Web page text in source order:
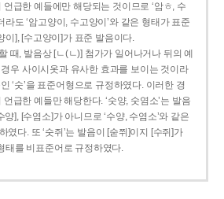
언급한 예들에만 해당되는 것이므로 ‘암ㅎ, 수
라도 ‘암고양이, 수고양이’와 같은 형태가 표준
이], [수고양이]가 표준 발음이다.
때, 발음상 [ㄴ(ㄴ)] 첨가가 일어나거나 뒤의 예
우 사이시옷과 유사한 효과를 보이는 것이라
인 ‘숫’을 표준어형으로 규정하였다. 이러한 경
언급한 예들만 해당한다. ‘숫양, 숫염소’는 발음
양], [수염소]가 아니므로 ‘수양, 수염소’와 같은
였다. 또 ‘숫쥐’는 발음이 [숟쮜]이지 [수쥐]가
태를 비표준어로 규정하였다.